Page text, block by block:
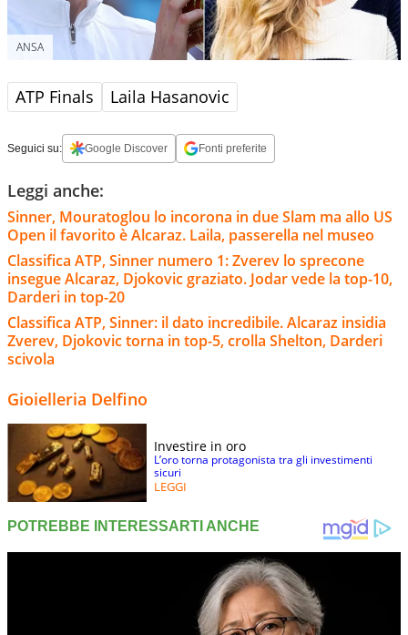
ANSA
ATP Finals Laila Hasanovic
Seguici su: Google Discover Fonti preferite
Leggi anche:
Sinner, Mouratoglou lo incorona in due Slam ma allo US
Open il favorito è Alcaraz. Laila, passerella nel museo
Classifica ATP, Sinner numero 1: Zverev lo sprecone
insegue Alcaraz, Djokovic graziato. Jodar vede la top-10,
Darderi in top-20
Classifica ATP, Sinner: il dato incredibile. Alcaraz insidia
Zverev, Djokovic torna in top-5, crolla Shelton, Darderi
scivola
Gioielleria Delfino
Investire in oro
L’oro torna protagonista tra gli investimenti
sicuri
LEGGI